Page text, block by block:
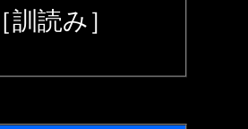
［訓読み］